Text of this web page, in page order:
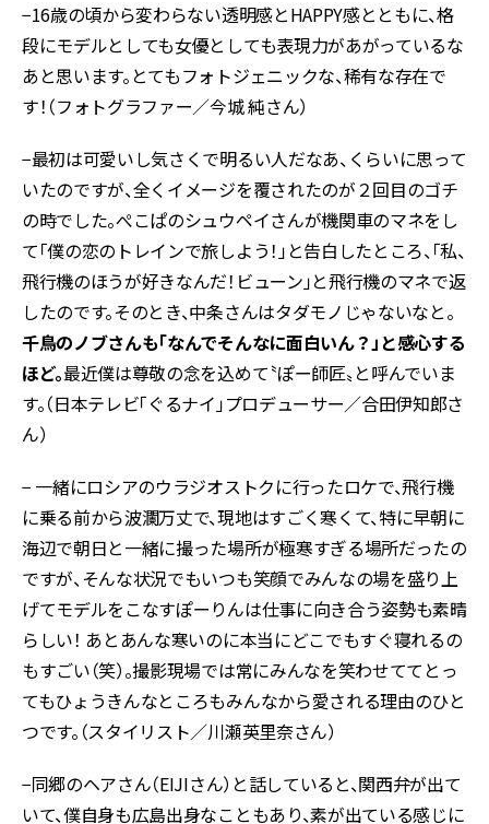
−16歳の頃から変わらない透明感とHAPPY感とともに、格
段にモデルとしても女優としても表現力があがっているな
あと思います。とてもフォトジェニックな、稀有な存在で
す！（フォトグラファー／今城 純さん）
−最初は可愛いし気さくで明るい人だなあ、くらいに思って
いたのですが、全くイメージを覆されたのが２回目のゴチ
の時でした。ぺこぱのシュウペイさんが機関車のマネをし
て「僕の恋のトレインで旅しよう！」と告白したところ、「私、
飛行機のほうが好きなんだ！ビューン」と飛行機のマネで返
したのです。そのとき、中条さんはタダモノじゃないなと。
千鳥のノブさんも「なんでそんなに面白いん？」と感心する
ほど。最近僕は尊敬の念を込めて〝ぽー師匠〟と呼んでいま
す。（日本テレビ「ぐるナイ」プロデューサー／合田伊知郎さ
ん）
− 一緒にロシアのウラジオストクに行ったロケで、飛行機
に乗る前から波瀾万丈で、現地はすごく寒くて、特に早朝に
海辺で朝日と一緒に撮った場所が極寒すぎる場所だったの
ですが、そんな状況でもいつも笑顔でみんなの場を盛り上
げてモデルをこなすぽーりんは仕事に向き合う姿勢も素晴
らしい！ あとあんな寒いのに本当にどこでもすぐ寝れるの
もすごい（笑）。撮影現場では常にみんなを笑わせててとっ
てもひょうきんなところもみんなから愛される理由のひと
つです。（スタイリスト／川瀬英里奈さん）
−同郷のヘアさん（EIJIさん）と話していると、関西弁が出て
いて、僕自身も広島出身なこともあり、素が出ている感じに